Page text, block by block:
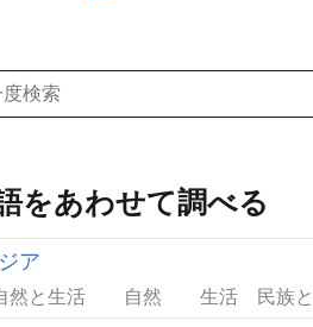
をあわせて調べる
ア
然と生活 自然 生活 民族と